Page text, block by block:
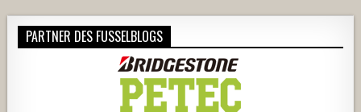
PARTNER DES FUSSELBLOGS